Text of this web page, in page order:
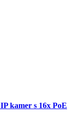
kamer s 16x PoE